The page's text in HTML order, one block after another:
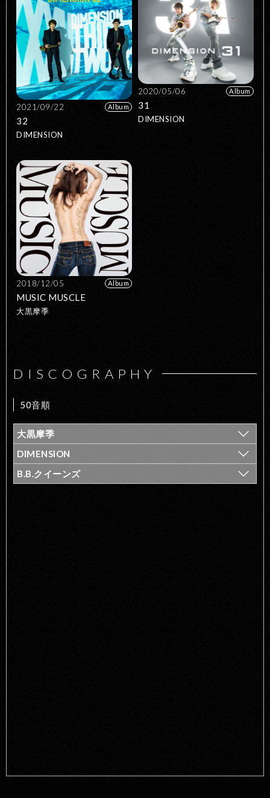
2021/09/22 Album
32
DIMENSION
2020/05/06 Album
31
DIMENSION
2018/12/05 Album
MUSIC MUSCLE
大黒摩季
DISCOGRAPHY
50音順
大黒摩季
DIMENSION
B.B.クイーンズ